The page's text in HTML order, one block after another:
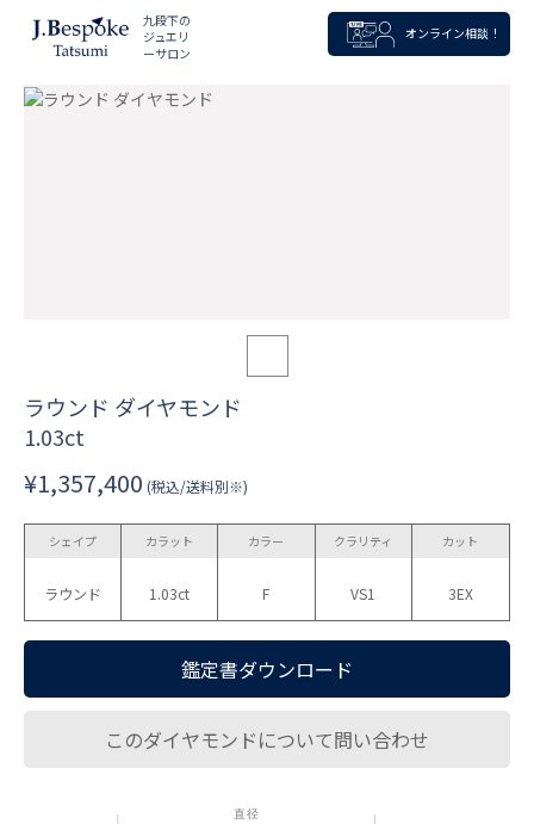
九段下の
ジュエリ
ーサロン
オンライン相談！
ラウンド ダイヤモンド
1.03ct
¥1,357,400 (税込/送料別※)
シェイプ
ラウンド
カラット
1.03ct
カラー
F
クラリティ
VS1
カット
3EX
鑑定書ダウンロード
このダイヤモンドについて問い合わせ